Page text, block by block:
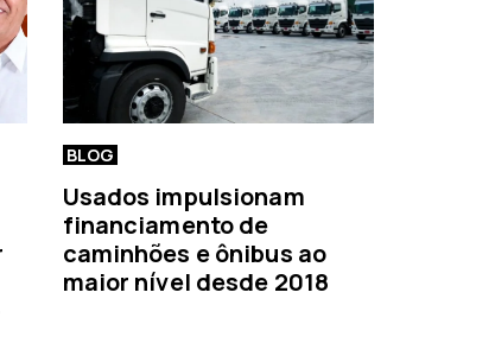
BLOG
Usados impulsionam
financiamento de
caminhões e ônibus ao
maior nível desde 2018